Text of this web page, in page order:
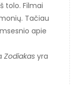
tolo. Filmai
Tačiau
apie
Zodiakas yra